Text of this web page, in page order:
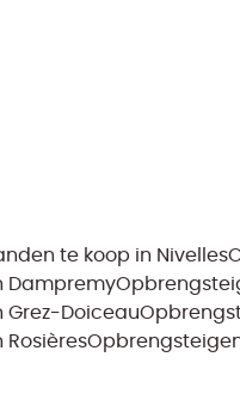
te koop in Nivelles
Dampremy
Doiceau